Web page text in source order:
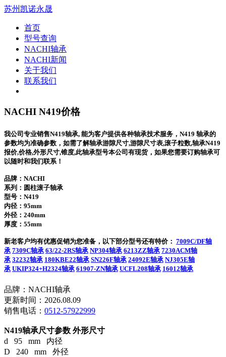
苏州凯诺永晟
首页
型号查询
NACHI轴承
NACHI新闻
关于我们
联系我们
NACHI N419价格
我公司专业销售N419轴承, 能为客户提供各种轴承技术服务，N419 轴承的
参数均为准确参数，如需了解轴承游隙尺寸,游隙尺寸表,滚子粒数,轴承N419
报价,价格,外形尺寸,锥度,此轴承型号本公司有现货，如果您需要订购轴承可
以随时和我们联系！
品牌：NACHI
系列：圆柱滚子轴承
型号： N419
内径：95mm
外径：240mm
厚度：55mm
新老客户均有优惠促销为您准备，以下部分型号还有特价： 7009C/DF轴
承 7309C轴承 63/22-2RS轴承 NP304轴承 6213ZZ轴承 7230ACM轴
承 32232轴承 180KBE22轴承 SN226F轴承 24092E轴承 NJ305E轴
承 UKIP324+H2324轴承 61907-ZN轴承 UCFL208轴承 16012轴承
品牌：NACHI轴承
更新时间：2026.08.09
销售电话： 0512-57922999
N419轴承尺寸参数 外形尺寸
d 95 mm 内径
D 240 mm 外径